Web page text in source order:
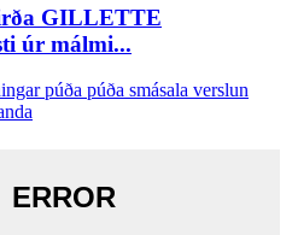
GILLETTE
úr málmi...
kodda